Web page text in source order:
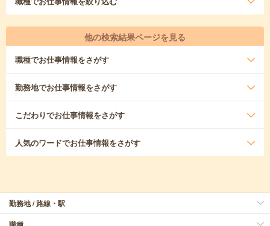
他の検索結果ページを見る
職種でお仕事情報をさがす
勤務地でお仕事情報をさがす
こだわりでお仕事情報をさがす
人気のワードでお仕事情報をさがす
勤務地 / 路線・駅